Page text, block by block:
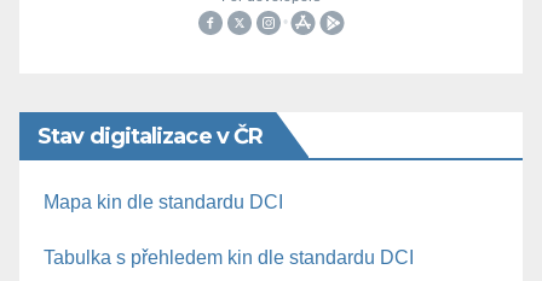
Stav digitalizace v ČR
Mapa kin dle standardu DCI
Tabulka s přehledem kin dle standardu DCI